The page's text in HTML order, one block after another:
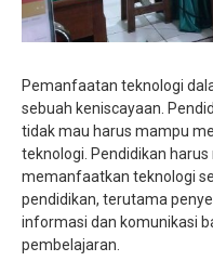
Pemanfaatan teknologi
sebuah keniscayaan.
tidak mau harus mampu
teknologi. Pendidikan
memanfaatkan teknologi
pendidikan, terutama
informasi dan komunikasi
pembelajaran.